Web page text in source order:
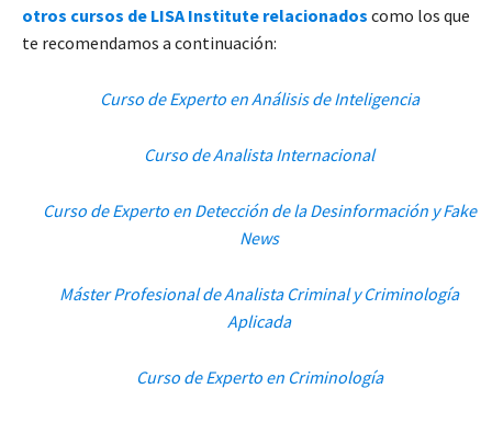
otros cursos de LISA Institute relacionados como los que
te recomendamos a continuación:
Curso de Experto en Análisis de Inteligencia
Curso de Analista Internacional
Curso de Experto en Detección de la Desinformación y Fake
News
Máster Profesional de Analista Criminal y Criminología
Aplicada
Curso de Experto en Criminología